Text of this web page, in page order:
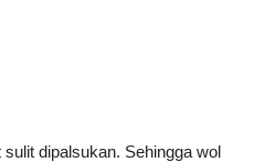
dipalsukan. Sehingga wol